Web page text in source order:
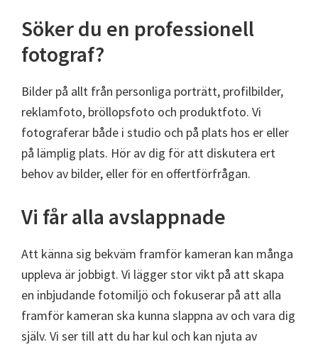
Söker du en professionell
fotograf?
Bilder på allt från personliga porträtt, profilbilder,
reklamfoto, bröllopsfoto och produktfoto. Vi
fotograferar både i studio och på plats hos er eller
på lämplig plats. Hör av dig för att diskutera ert
behov av bilder, eller för en offertförfrågan.
Vi får alla avslappnade
Att känna sig bekväm framför kameran kan många
uppleva är jobbigt. Vi lägger stor vikt på att skapa
en inbjudande fotomiljö och fokuserar på att alla
framför kameran ska kunna slappna av och vara dig
själv. Vi ser till att du har kul och kan njuta av